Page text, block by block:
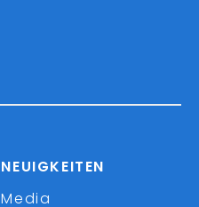
NEUIGKEITEN
Media